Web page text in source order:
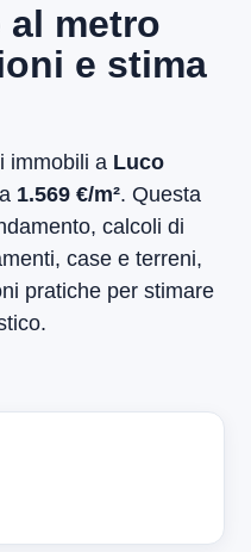
metro
e stima
immobili a Luco
1.569 €/m². Questa
calcoli di
case e terreni,
pratiche per stimare